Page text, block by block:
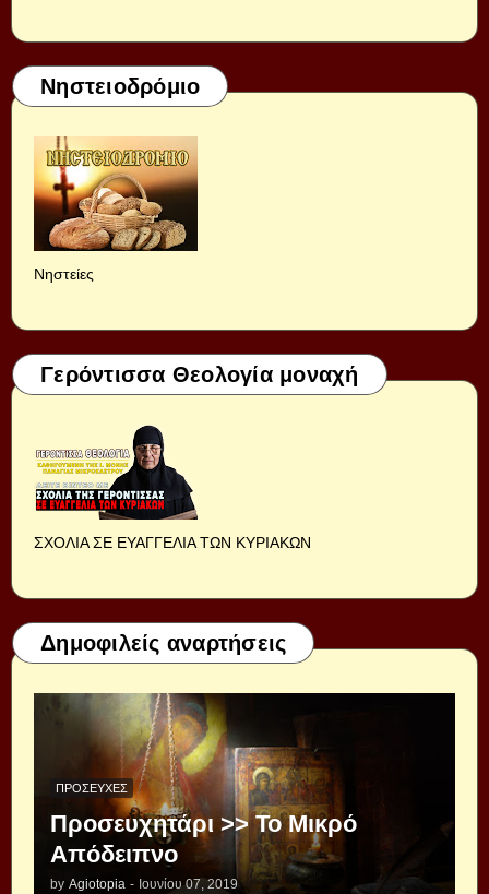
Νηστειοδρόμιο
Νηστείες
Γερόντισσα Θεολογία μοναχή
ΣΧΟΛΙΑ ΣΕ ΕΥΑΓΓΕΛΙΑ ΤΩΝ ΚΥΡΙΑΚΩΝ
Δημοφιλείς αναρτήσεις
ΠΡΟΣΕΥΧΈΣ
Προσευχητάρι >> Το Μικρό
Απόδειπνο
by Agiotopia - Ιουνίου 07, 2019